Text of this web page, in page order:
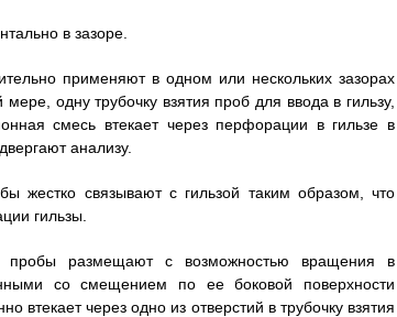
в зазоре.
применяют в одном или нескольких зазорах
одну трубочку взятия проб для ввода в гильзу,
смесь втекает через перфорации в гильзе в
анализу.
жестко связывают с гильзой таким образом, что
гильзы.
пробы размещают с возможностью вращения в
со смещением по ее боковой поверхности
втекает через одно из отверстий в трубочку взятия